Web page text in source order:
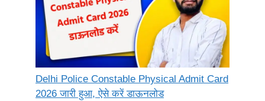
Delhi Police Constable Physical Admit Card
2026 जारी हुआ, ऐसे करें डाऊनलोड